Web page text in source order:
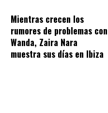
Mientras crecen los
rumores de problemas con
Wanda, Zaira Nara
muestra sus días en Ibiza